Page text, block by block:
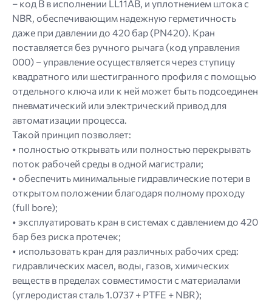
– код B в исполнении LL11AB, и уплотнением штока с
NBR, обеспечивающим надежную герметичность
даже при давлении до 420 бар (PN420). Кран
поставляется без ручного рычага (код управления
000) – управление осуществляется через ступицу
квадратного или шестигранного профиля с помощью
отдельного ключа или к ней может быть подсоединен
пневматический или электрический привод для
автоматизации процесса.
Такой принцип позволяет:
• полностью открывать или полностью перекрывать
поток рабочей среды в одной магистрали;
• обеспечить минимальные гидравлические потери в
открытом положении благодаря полному проходу
(full bore);
• эксплуатировать кран в системах с давлением до 420
бар без риска протечек;
• использовать кран для различных рабочих сред:
гидравлических масел, воды, газов, химических
веществ в пределах совместимости с материалами
(углеродистая сталь 1.0737 + PTFE + NBR);